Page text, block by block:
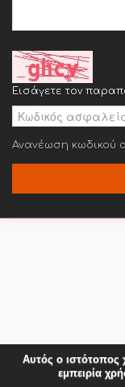
Εισάγετε τον
Ανανέωση κωδικού
Αυτός ο ιστότοπος
εμπειρία